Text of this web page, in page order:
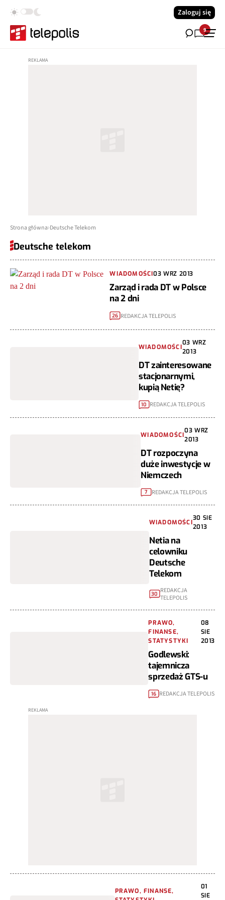
Zaloguj się
9
Strona główna Deutsche Telekom
Deutsche telekom
WIADOMOŚCI03 WRZ 2013
Zarząd i rada DT w Polsce
na 2 dni
26 REDAKCJA TELEPOLIS
WIADOMOŚCI
03 WRZ
2013
DT zainteresowane
stacjonarnymi,
kupią Netię?
10 REDAKCJA TELEPOLIS
WIADOMOŚCI
03 WRZ
2013
DT rozpoczyna
duże inwestycje w
Niemczech
7 REDAKCJA TELEPOLIS
WIADOMOŚCI
30 SIE
2013
Netia na
celowniku
Deutsche
Telekom
30 REDAKCJA
TELEPOLIS
PRAWO,
FINANSE,
STATYSTYKI
08
SIE
2013
Godlewski:
tajemnicza
sprzedaż GTS-u
16 REDAKCJA TELEPOLIS
PRAWO, FINANSE,
01
SIE